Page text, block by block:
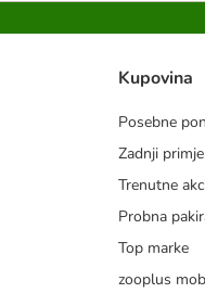
Kupovina
Posebne
Zadnji
Trenutne
Probna
Top marke
zooplus